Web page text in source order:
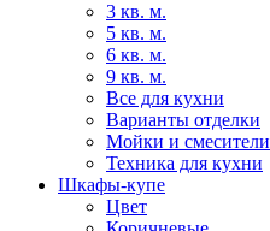
3 кв. м.
5 кв. м.
6 кв. м.
9 кв. м.
Все для кухни
Варианты отделки
Мойки и смесители
Техника для кухни
Шкафы-купе
Цвет